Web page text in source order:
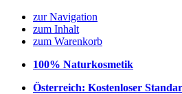
zur Navigation
zum Inhalt
zum Warenkorb
100% Naturkosmetik
Österreich: Kostenloser